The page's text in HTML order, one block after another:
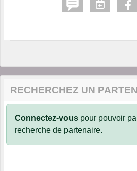
RECHERCHEZ UN
Connectez-vous pour pouvoir
recherche de partenaire.